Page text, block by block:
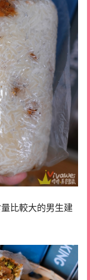
比較大的男生建